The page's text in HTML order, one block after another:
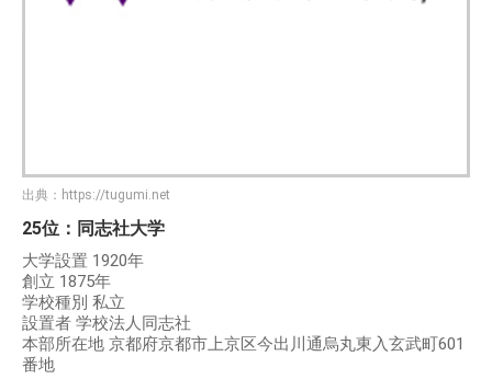
出典： https://tugumi.net
25位：同志社大学
大学設置 1920年
創立 1875年
学校種別 私立
設置者 学校法人同志社
本部所在地 京都府京都市上京区今出川通烏丸東入玄武町601
番地